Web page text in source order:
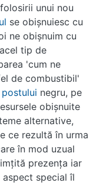
unui nou
se obişnuiesc cu
ne obişnuim cu
tip de
'cum ne
de combustibil'
postului negru, pe
obişnuite
alternative,
ce rezultă în urma
în mod uzual
prezenţa iar
special îl